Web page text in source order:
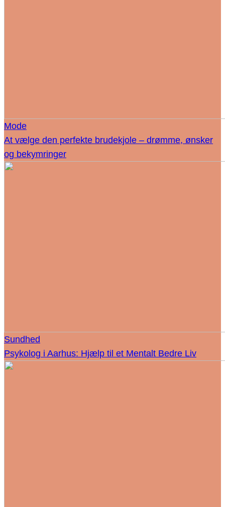
Mode
At vælge den perfekte brudekjole – drømme, ønsker
og bekymringer
Sundhed
Psykolog i Aarhus: Hjælp til et Mentalt Bedre Liv